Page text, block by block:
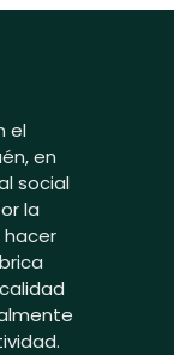
el
en
social
la
hacer